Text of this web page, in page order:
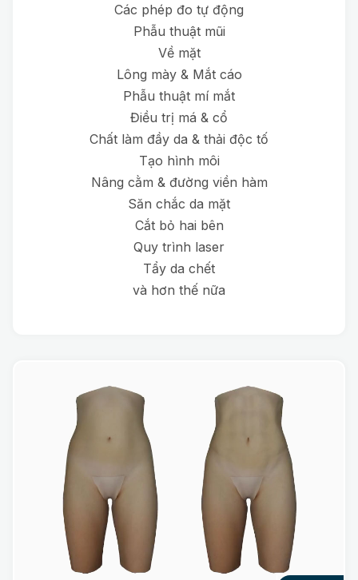
Các phép đo tự động
Phẫu thuật mũi
Về mặt
Lông mày & Mắt cáo
Phẫu thuật mí mắt
Điều trị má & cổ
Chất làm đầy da & thải độc tố
Tạo hình môi
Nâng cằm & đường viền hàm
Săn chắc da mặt
Cắt bỏ hai bên
Quy trình laser
Tẩy da chết
và hơn thế nữa